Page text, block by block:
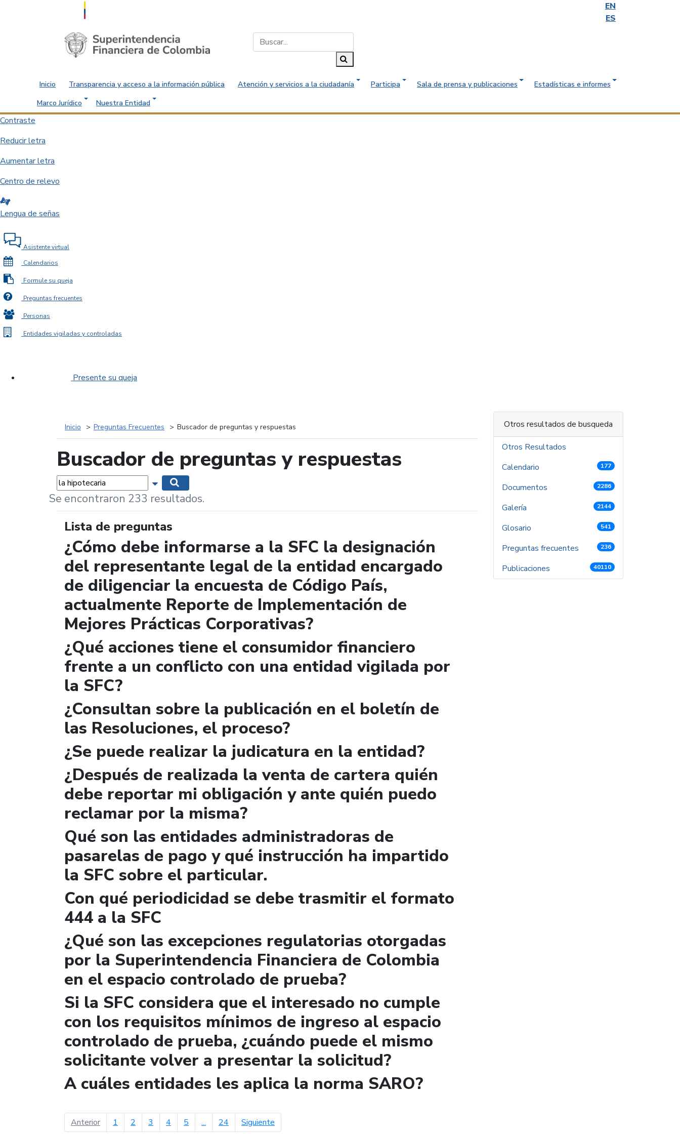
EN
ES
Saltar al contenido principal
Inicio Transparencia y acceso a la información pública Atención y servicios a la ciudadanía Participa Sala de prensa y publicaciones
Estadísticas e informes
Marco Jurídico
Nuestra Entidad
Contraste
Reducir letra
Aumentar letra
Centro de relevo
Lengua de señas
Asistente virtual
Calendarios
Formule su queja
Preguntas frecuentes
Personas
Entidades vigiladas y controladas
Presente su queja
Inicio Preguntas Frecuentes Buscador de preguntas y respuestas
Buscador de preguntas y respuestas
Palabras... Mostrar opciones de búsqueda
Se encontraron 233 resultados.
Lista de preguntas
¿Cómo debe informarse a la SFC la designación
del representante legal de la entidad encargado
de diligenciar la encuesta de Código País,
actualmente Reporte de Implementación de
Mejores Prácticas Corporativas?
¿Qué acciones tiene el consumidor financiero
frente a un conflicto con una entidad vigilada por
la SFC?
¿Consultan sobre la publicación en el boletín de
las Resoluciones, el proceso?
¿Se puede realizar la judicatura en la entidad?
¿Después de realizada la venta de cartera quién
debe reportar mi obligación y ante quién puedo
reclamar por la misma?
Qué son las entidades administradoras de
pasarelas de pago y qué instrucción ha impartido
la SFC sobre el particular.
Con qué periodicidad se debe trasmitir el formato
444 a la SFC
¿Qué son las excepciones regulatorias otorgadas
por la Superintendencia Financiera de Colombia
en el espacio controlado de prueba?
Si la SFC considera que el interesado no cumple
con los requisitos mínimos de ingreso al espacio
controlado de prueba, ¿cuándo puede el mismo
solicitante volver a presentar la solicitud?
A cuáles entidades les aplica la norma SARO?
Anteriorpágina anterior
1 2 3 4 5 ... 24 Siguiente
Otros resultados de busqueda
Otros Resultados
Calendario
177
Documentos 2286
Galería 2144
Glosario 541
Preguntas frecuentes 236
Publicaciones 40110